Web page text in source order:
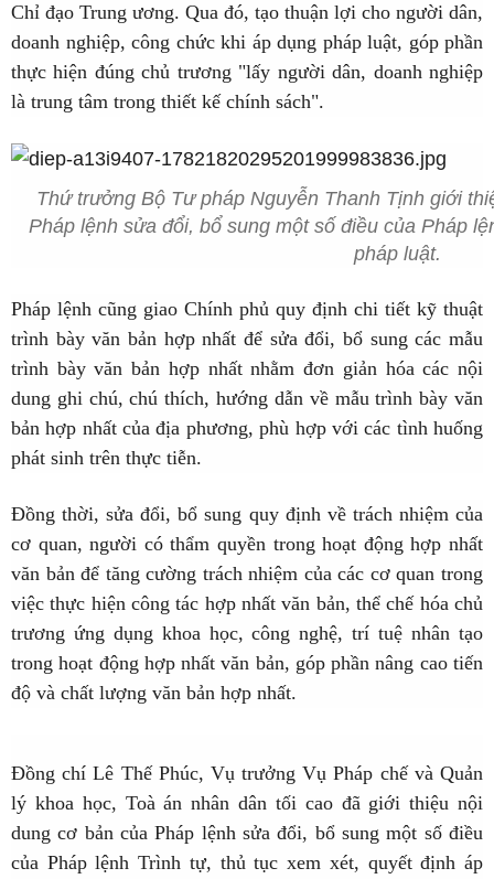
Chỉ đạo Trung ương. Qua đó, tạo thuận lợi cho người dân,
doanh nghiệp, công chức khi áp dụng pháp luật, góp phần
thực hiện đúng chủ trương "lấy người dân, doanh nghiệp
là trung tâm trong thiết kế chính sách".
Thứ trưởng Bộ Tư pháp Nguyễn Thanh Tịnh giới
Pháp lệnh sửa đổi, bổ sung một số điều của Pháp
pháp luật.
Pháp lệnh cũng giao Chính phủ quy định chi tiết kỹ thuật
trình bày văn bản hợp nhất để sửa đổi, bổ sung các mẫu
trình bày văn bản hợp nhất nhằm đơn giản hóa các nội
dung ghi chú, chú thích, hướng dẫn về mẫu trình bày văn
bản hợp nhất của địa phương, phù hợp với các tình huống
phát sinh trên thực tiễn.
Đồng thời, sửa đổi, bổ sung quy định về trách nhiệm của
cơ quan, người có thẩm quyền trong hoạt động hợp nhất
văn bản để tăng cường trách nhiệm của các cơ quan trong
việc thực hiện công tác hợp nhất văn bản, thể chế hóa chủ
trương ứng dụng khoa học, công nghệ, trí tuệ nhân tạo
trong hoạt động hợp nhất văn bản, góp phần nâng cao tiến
độ và chất lượng văn bản hợp nhất.
Đồng chí Lê Thế Phúc, Vụ trưởng Vụ Pháp chế và Quản
lý khoa học, Toà án nhân dân tối cao đã giới thiệu nội
dung cơ bản của Pháp lệnh sửa đổi, bổ sung một số điều
của Pháp lệnh Trình tự, thủ tục xem xét, quyết định áp